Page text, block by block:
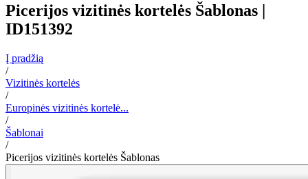
Picerijos vizitinės kortelės Šablonas |
ID151392
Į pradžią
/
Vizitinės kortelės
/
Europinės vizitinės kortelė...
/
Šablonai
/
Picerijos vizitinės kortelės Šablonas